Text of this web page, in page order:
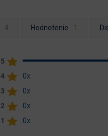
Hodnotenie
5
4
0x
3
0x
2
0x
1
0x